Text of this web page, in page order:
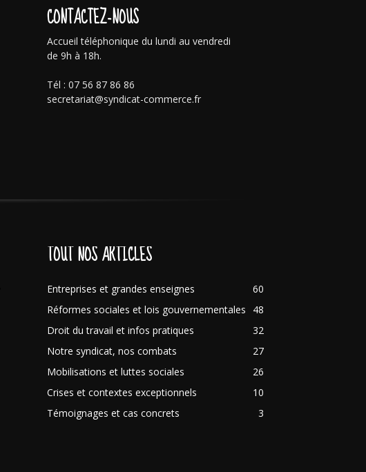
CONTACTEZ-NOUS
Accueil téléphonique du lundi au vendredi
de 9h à 18h.
Tél : 07 56 87 86 86
secretariat@syndicat-commerce.fr
TOUT NOS ARTICLES
Entreprises et grandes enseignes
60
Réformes sociales et lois gouvernementales
48
Droit du travail et infos pratiques
32
Notre syndicat, nos combats
27
Mobilisations et luttes sociales
26
Crises et contextes exceptionnels
10
Témoignages et cas concrets
3